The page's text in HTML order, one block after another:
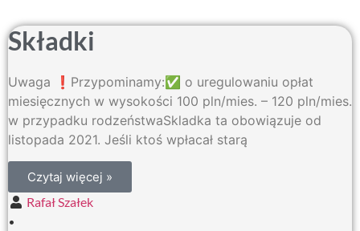
Składki
Uwaga ❗️Przypominamy:✅ o uregulowaniu opłat
miesięcznych w wysokości 100 pln/mies. – 120 pln/mies.
w przypadku rodzeństwaSkladka ta obowiązuje od
listopada 2021. Jeśli ktoś wpłacał starą
Czytaj więcej »
Rafał Szałek
•